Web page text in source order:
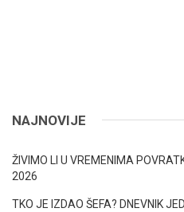
NAJNOVIJE
ŽIVIMO LI U VREMENIMA
2026
TKO JE IZDAO ŠEFA? DNEVNIK